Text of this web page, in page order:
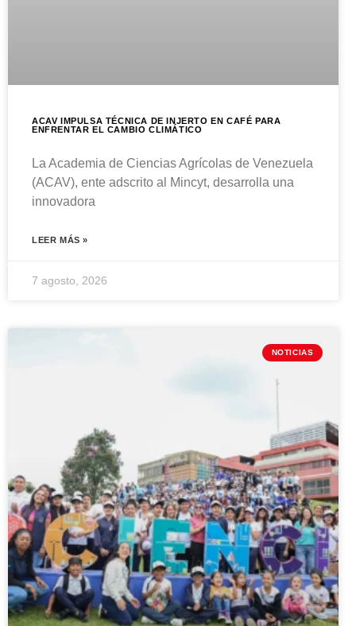
ACAV IMPULSA TÉCNICA DE INJERTO EN CAFÉ PARA
ENFRENTAR EL CAMBIO CLIMÁTICO
La Academia de Ciencias Agrícolas de Venezuela
(ACAV), ente adscrito al Mincyt, desarrolla una
innovadora
LEER MÁS »
7 agosto, 2026
NOTICIAS